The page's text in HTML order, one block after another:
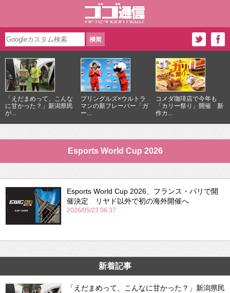
「えだまめって、こんな
に甘かった？」新潟県民
が...
プリングルズ×ウルトラ
マンの新フレーバー「ガ
ー...
コメダ珈琲店で今年も
「カリー祭り」開催 新
作カ...
Esports World Cup 2026
Esports World Cup 2026、フランス・パリで開
催決定 リヤド以外で初の海外開催へ
2026/05/23 06:37
新着記事
「えだまめって、こんなに甘かった？」新潟県民